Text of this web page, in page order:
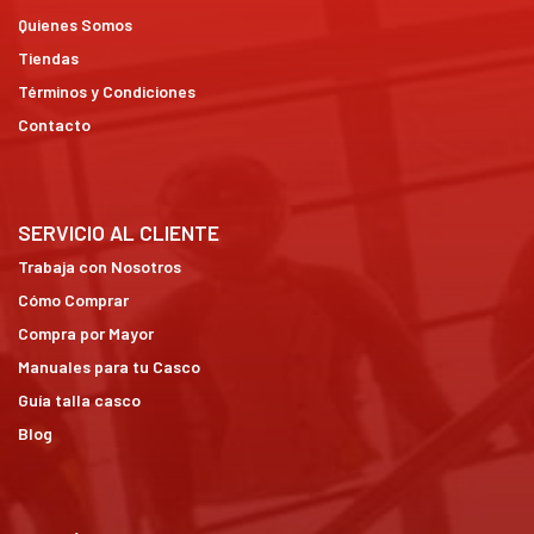
Quienes Somos
Tiendas
Términos y Condiciones
Contacto
SERVICIO AL CLIENTE
Trabaja con Nosotros
Cómo Comprar
Compra por Mayor
Manuales para tu Casco
Guía talla casco
Blog